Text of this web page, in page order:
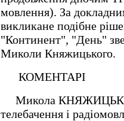
мовлення). За
викликане подібне
"Континент", "День"
Миколи Княжицького.
КОМЕНТАРI
Микола
телебачення і